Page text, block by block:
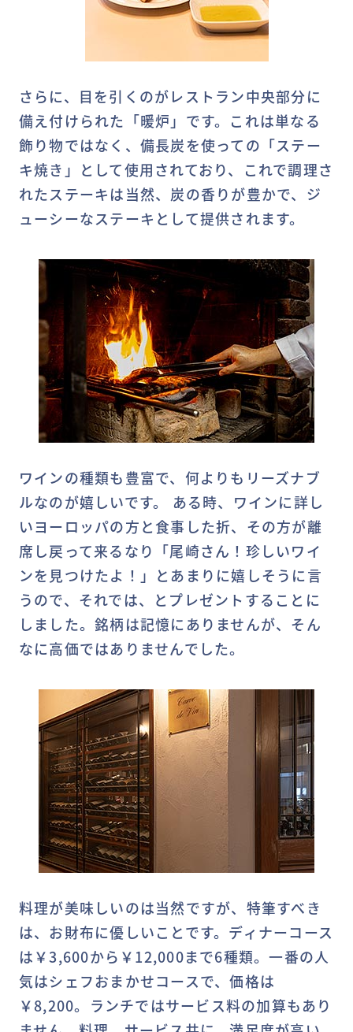
さらに、目を引くのがレストラン中央部分に
備え付けられた「暖炉」です。これは単なる
飾り物ではなく、備長炭を使っての「ステー
キ焼き」として使用されており、これで調理さ
れたステーキは当然、炭の香りが豊かで、ジ
ューシーなステーキとして提供されます。
ワインの種類も豊富で、何よりもリーズナブ
ルなのが嬉しいです。 ある時、ワインに詳し
いヨーロッパの方と食事した折、その方が離
席し戻って来るなり「尾崎さん！珍しいワイ
ンを見つけたよ！」とあまりに嬉しそうに言
うので、それでは、とプレゼントすることに
しました。銘柄は記憶にありませんが、そん
なに高価ではありませんでした。
料理が美味しいのは当然ですが、特筆すべき
は、お財布に優しいことです。ディナーコース
は￥3,600から￥12,000まで6種類。一番の人
気はシェフおまかせコースで、価格は
￥8,200。ランチではサービス料の加算もあり